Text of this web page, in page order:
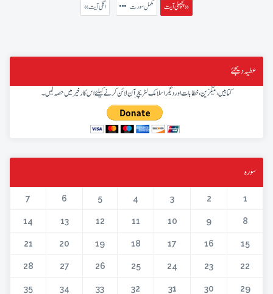
پچھلی آیت » مکمل سورت « اگلی آیت
عطیہ دیجئے
کتابیں، میگزین، خطابات اور دیگر اسلامک لٹریچر آن لائن کرنے کیلئے اس کار خیر میں حصہ لیں۔
سورہ
1
2
3
4
5
6
7
8
9
10
11
12
13
14
15
16
17
18
19
20
21
22
23
24
25
26
27
28
29
30
31
32
33
34
35